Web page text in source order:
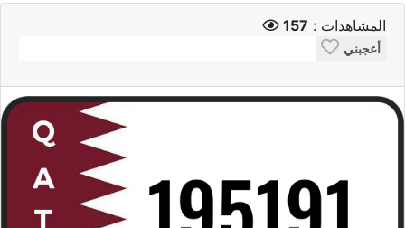
المشاهدات : 157
أعجبني